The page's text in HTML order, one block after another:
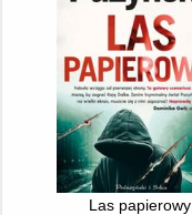
Las papierowy